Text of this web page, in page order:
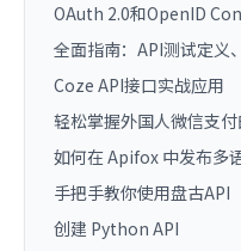
OAuth 2.0和OpenID
全面指南：API测试定义
Coze API接口实战应用
轻松掌握外国人微信支
如何在 Apifox 中发布多
手把手教你使用盘古API
创建 Python API